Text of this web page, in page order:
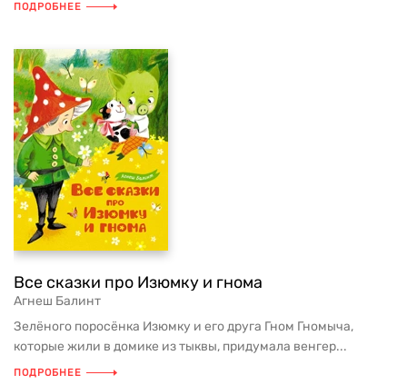
ПОДРОБНЕЕ
Все сказки про Изюмку и гнома
Агнеш Балинт
Зелёного поросёнка Изюмку и его друга Гном Гномыча,
которые жили в домике из тыквы, придумала венгер...
ПОДРОБНЕЕ